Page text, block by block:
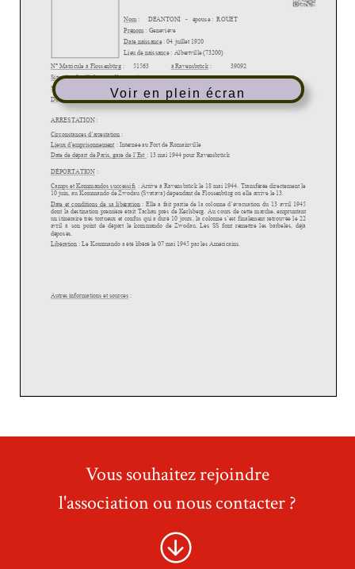
Voir en plein écran
Vous souhaitez rejoindre
l'association ou nous contacter ?